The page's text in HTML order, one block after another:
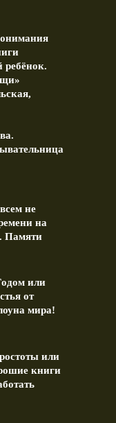
ребёнок.
не
на
Памяти
или
от
мира!
или
книги